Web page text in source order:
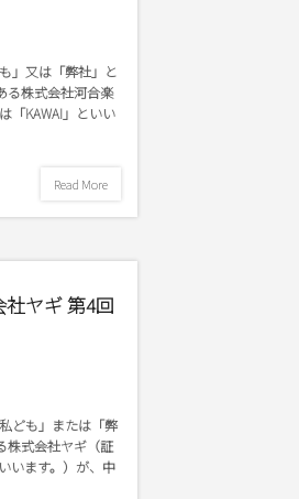
」又は「弊社」と
る株式会社河合楽
「KAWAI」といい
Read More
社ヤギ 第4回
ども」または「弊
株式会社ヤギ（証
います。）が、中